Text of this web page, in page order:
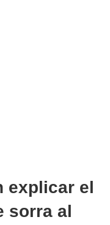
explicar el
sorra al